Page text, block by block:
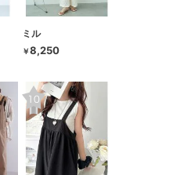
ミル
￥8,250